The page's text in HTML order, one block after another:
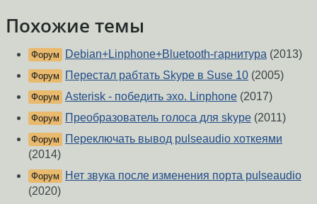
Похожие темы
Форум Debian+Linphone+Bluetooth-гарнитура (2013)
Форум Перестал рабтать Skype в Suse 10 (2005)
Форум Asterisk - победить эхо. Linphone (2017)
Форум Преобразователь голоса для skype (2011)
Форум
Переключать вывод pulseaudio хоткеями
(2014)
Форум
Нет звука после изменения порта pulseaudio
(2020)